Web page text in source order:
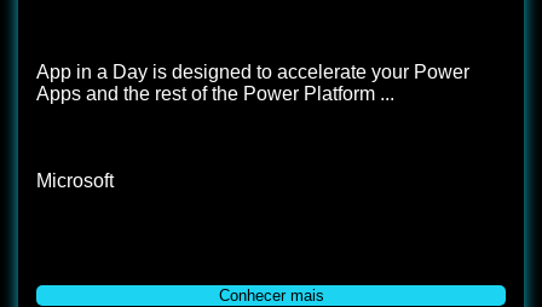
App in a Day is designed to accelerate your Power
Apps and the rest of the Power Platform ...
Microsoft
Conhecer mais